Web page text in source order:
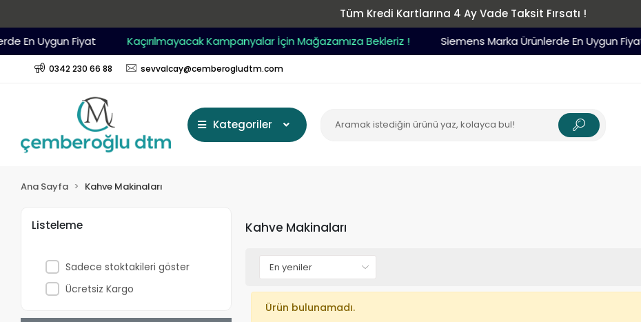
Tüm Kredi Kartlarına 4 Ay Vade Taksit Fırsatı !
En Uygun Fiyat
Kaçırılmayacak Kampanyalar İçin Mağazamıza Bekleriz ! Siemens Marka Ürünlerde En Uygun Fiyat
0342 230 66 88 sevvalcay@cemberogludtm.com
Kategoriler
Ana Sayfa Kahve Makinaları
Listeleme
Sadece stoktakileri göster
Ücretsiz Kargo
Kahve Makinaları
Ürün bulunamadı.